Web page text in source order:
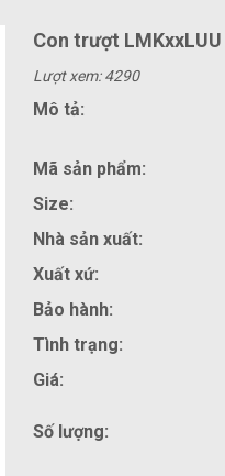
Con trượt LMKxxLUU
Lượt xem: 4290
Mô tả:
Mã sản phẩm:
Size:
Nhà sản xuất:
Xuất xứ:
Bảo hành:
Tình trạng:
Giá:
Số lượng: